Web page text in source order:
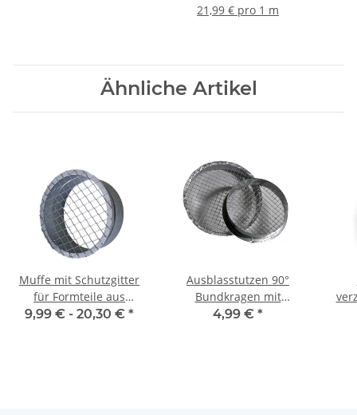
21,99 € pro 1 m
Ähnliche Artikel
Muffe mit Schutzgitter
für Formteile aus
verzinktem Stahlblech, Ø
9,99 € - 20,30 € *
Ausblasstutzen 90°
Bundkragen mit
Schutzgitter, aus
4,99 € *